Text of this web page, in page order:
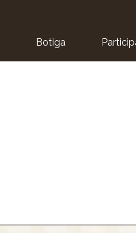
Botiga